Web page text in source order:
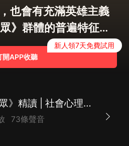
也會有充滿英雄主義
》群體的普遍特征和
開APP收聽
新人領7天免費試用
《烏合之眾》精讀 | 社會心理學暢銷榜TOP1（全新修訂版）
73條聲音